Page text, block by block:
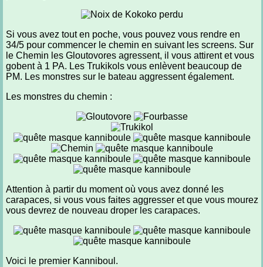
Si vous avez tout en poche, vous pouvez vous rendre en
34/5 pour commencer le chemin en suivant les screens. Sur
le Chemin les Gloutovores agressent, il vous attirent et vous
gobent à 1 PA. Les Trukikols vous enlèvent beaucoup de
PM. Les monstres sur le bateau aggressent également.
Les monstres du chemin :
Attention à partir du moment où vous avez donné les
carapaces, si vous vous faites aggresser et que vous mourez
vous devrez de nouveau droper les carapaces.
Voici le premier Kanniboul.